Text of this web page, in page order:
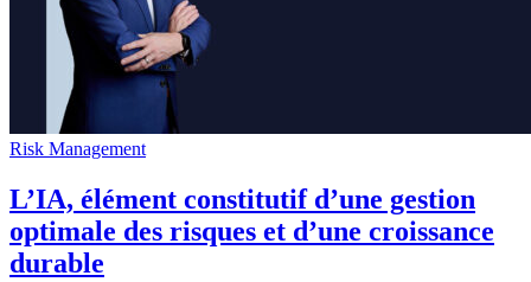
Risk Management
L’IA, élément constitutif d’une gestion
optimale des risques et d’une croissance
durable